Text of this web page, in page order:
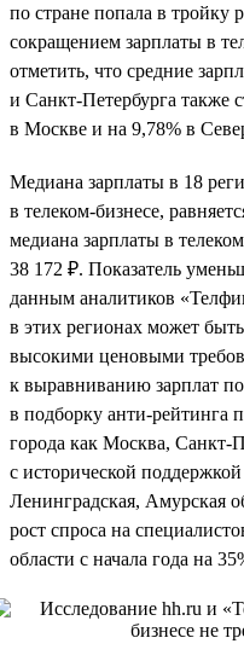
по стране попала в тройку
сокращением зарплаты в
отметить, что средние
и Санкт-Петербурга также
в Москве и на 9,78% в
Медиана зарплаты в 18
в телеком-бизнесе,
медиана зарплаты в
38 172 ₽. Показатель
данным аналитиков
в этих регионах может
высокими ценовыми
к выравниванию зарплат
в подборку анти-рейтинга
города как Москва, Санкт-
с исторической
Ленинградская, Амурская
рост спроса на
области с начала года на